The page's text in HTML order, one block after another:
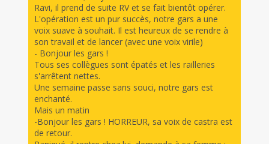
Ravi, il prend de suite RV et se fait bientôt opérer.
L'opération est un pur succès, notre gars a une
voix suave à souhait. Il est heureux de se rendre à
son travail et de lancer (avec une voix virile)
- Bonjour les gars !
Tous ses collègues sont épatés et les railleries
s'arrêtent nettes.
Une semaine passe sans souci, notre gars est
enchanté.
Mais un matin
-Bonjour les gars ! HORREUR, sa voix de castra est
de retour.